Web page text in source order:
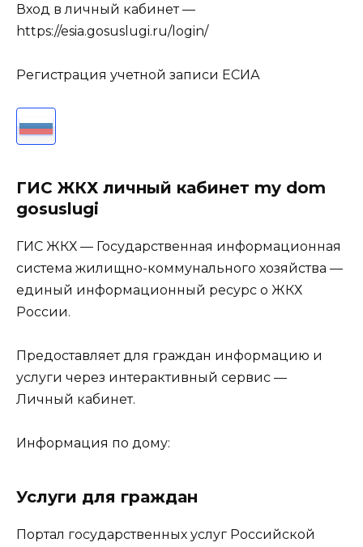
Вход в личный кабинет —
https://esia.gosuslugi.ru/login/
Регистрация учетной записи ЕСИА
ГИС ЖКХ личный кабинет my dom
gosuslugi
ГИС ЖКХ — Государственная информационная
система жилищно-коммунального хозяйства —
единый информационный ресурс о ЖКХ
России.
Предоставляет для граждан информацию и
услуги через интерактивный сервис —
Личный кабинет.
Информация по дому:
Услуги для граждан
Портал государственных услуг Российской